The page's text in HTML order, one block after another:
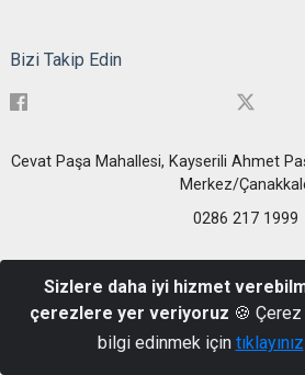
Bizi Takip Edin
Cevat Paşa Mahallesi, Kayserili Ahmet
Merkez/
0286 217 1999
Sizlere daha iyi hizmet
çerezlere yer veriyoruz 🍪 Çerez
bilgi edinmek için tıklayınız